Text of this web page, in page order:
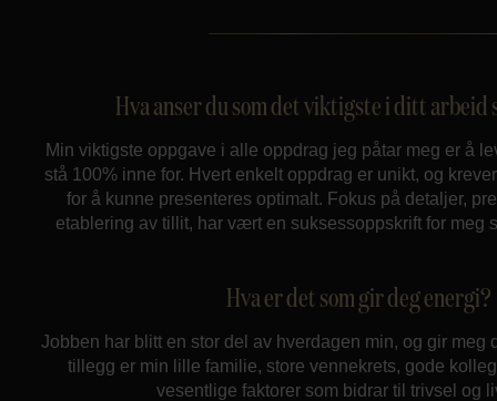
Hva anser du som det viktigste i ditt arbeid
Min viktigste oppgave i alle oppdrag jeg påtar meg er å
stå 100% inne for. Hvert enkelt oppdrag er unikt, og
for å kunne presenteres optimalt. Fokus på detaljer,
etablering av tillit, har vært en suksessoppskrift for meg
Hva er det som gir deg energi?
Jobben har blitt en stor del av hverdagen min, og gir meg
tillegg er min lille familie, store vennekrets, gode
vesentlige faktorer som bidrar til trivsel og